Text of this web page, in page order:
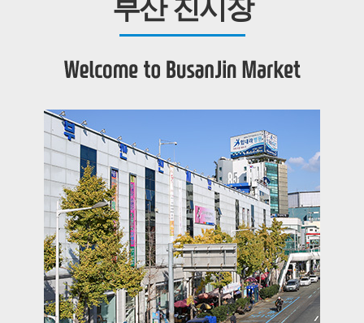
부산 진시장